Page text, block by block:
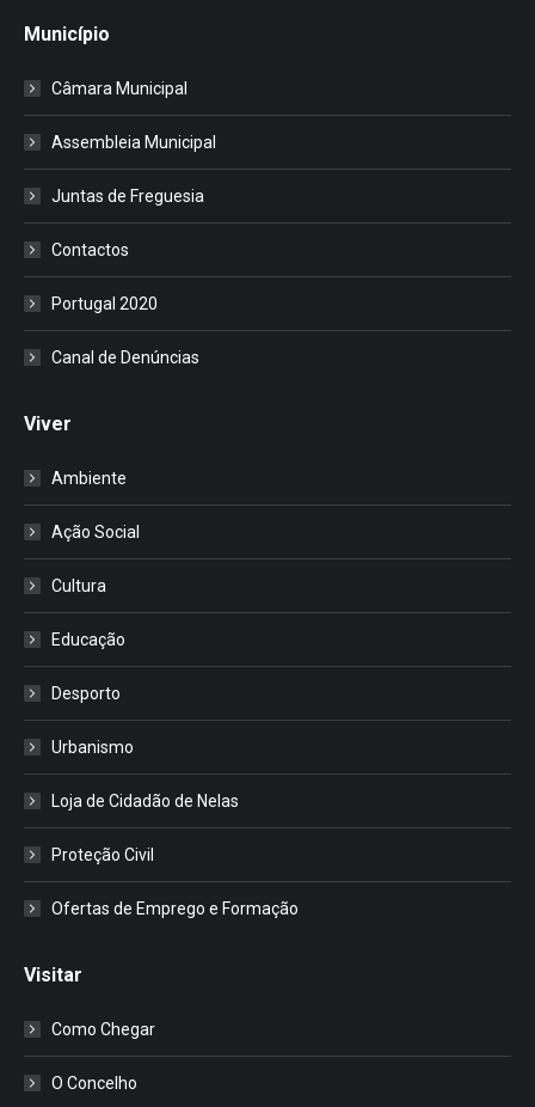
Município
Câmara Municipal
Assembleia Municipal
Juntas de Freguesia
Contactos
Portugal 2020
Canal de Denúncias
Viver
Ambiente
Ação Social
Cultura
Educação
Desporto
Urbanismo
Loja de Cidadão de Nelas
Proteção Civil
Ofertas de Emprego e Formação
Visitar
Como Chegar
O Concelho